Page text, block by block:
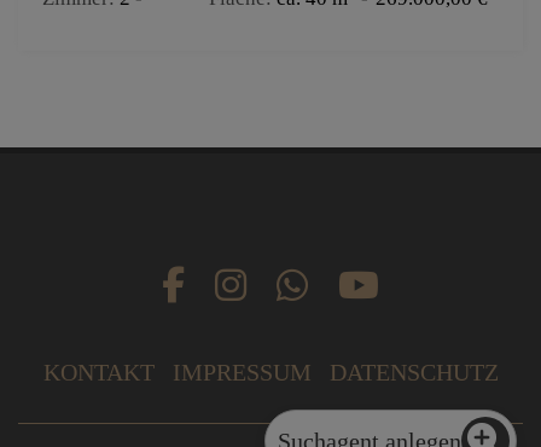
KONTAKT IMPRESSUM DATENSCHUTZ
Suchagent anlegen